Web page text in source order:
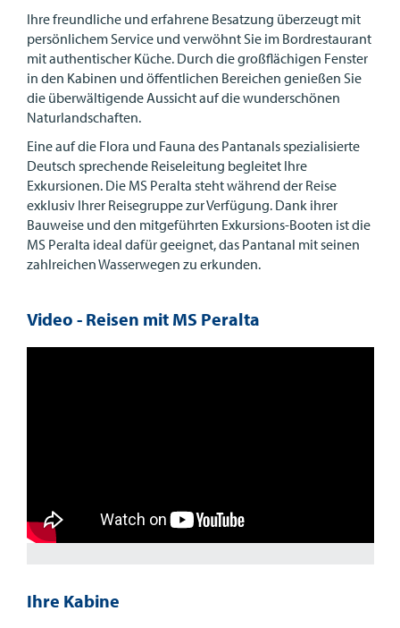
Ihre freundliche und erfahrene Besatzung überzeugt mit
persönlichem Service und verwöhnt Sie im Bordrestaurant
mit authentischer Küche. Durch die großflächigen Fenster
in den Kabinen und öffentlichen Bereichen genießen Sie
die überwältigende Aussicht auf die wunderschönen
Naturlandschaften.
Eine auf die Flora und Fauna des Pantanals spezialisierte
Deutsch sprechende Reiseleitung begleitet Ihre
Exkursionen. Die MS Peralta steht während der Reise
exklusiv Ihrer Reisegruppe zur Verfügung. Dank ihrer
Bauweise und den mitgeführten Exkursions-Booten ist die
MS Peralta ideal dafür geeignet, das Pantanal mit seinen
zahlreichen Wasserwegen zu erkunden.
Video - Reisen mit MS Peralta
Ihre Kabine